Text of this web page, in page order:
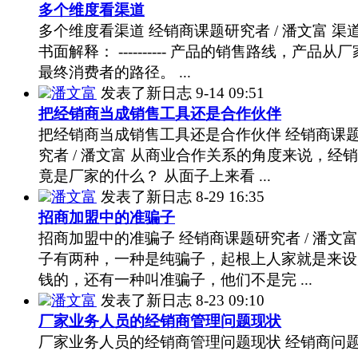
多个维度看渠道
多个维度看渠道 经销商课题研究者 / 潘文富 渠
书面解释： ---------- 产品的销售路线，产品从厂
最终消费者的路径。 ...
潘文富 发表了新日志 9-14 09:51
把经销商当成销售工具还是合作伙伴
把经销商当成销售工具还是合作伙伴 经销商课
究者 / 潘文富 从商业合作关系的角度来说，经
竟是厂家的什么？ 从面子上来看 ...
潘文富 发表了新日志 8-29 16:35
招商加盟中的准骗子
招商加盟中的准骗子 经销商课题研究者 / 潘文
子有两种，一种是纯骗子，起根上人家就是来
钱的，还有一种叫准骗子，他们不是完 ...
潘文富 发表了新日志 8-23 09:10
厂家业务人员的经销商管理问题现状
厂家业务人员的经销商管理问题现状 经销商问